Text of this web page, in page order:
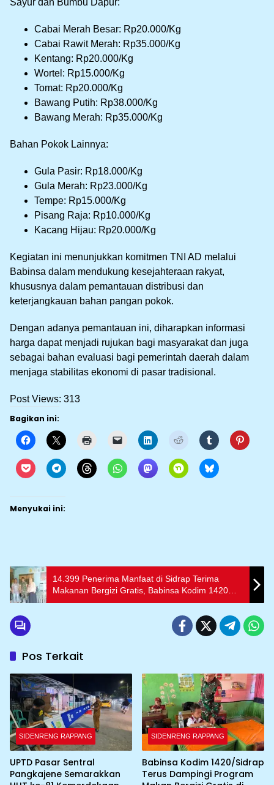
Sayur dan Bumbu Dapur:
Cabai Merah Besar: Rp20.000/Kg
Cabai Rawit Merah: Rp35.000/Kg
Kentang: Rp20.000/Kg
Wortel: Rp15.000/Kg
Tomat: Rp20.000/Kg
Bawang Putih: Rp38.000/Kg
Bawang Merah: Rp35.000/Kg
Bahan Pokok Lainnya:
Gula Pasir: Rp18.000/Kg
Gula Merah: Rp23.000/Kg
Tempe: Rp15.000/Kg
Pisang Raja: Rp10.000/Kg
Kacang Hijau: Rp20.000/Kg
Kegiatan ini menunjukkan komitmen TNI AD melalui
Babinsa dalam mendukung kesejahteraan rakyat,
khususnya dalam pemantauan distribusi dan
keterjangkauan bahan pangan pokok.
Dengan adanya pemantauan ini, diharapkan informasi
harga dapat menjadi rujukan bagi masyarakat dan juga
sebagai bahan evaluasi bagi pemerintah daerah dalam
menjaga stabilitas ekonomi di pasar tradisional.
Post Views: 313
Bagikan ini:
Menyukai ini:
14.399 Penerima Manfaat di Sidrap Terima
Makanan Bergizi Gratis, Babinsa Kodim 1420
Aktif Dampingi Penyaluran
Pos Terkait
SIDENRENG RAPPANG
UPTD Pasar Sentral
Pangkajene Semarakkan
SIDENRENG RAPPANG
Babinsa Kodim 1420/Sidrap
Terus Dampingi Program